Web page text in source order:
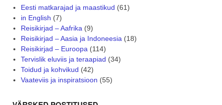
Eesti matkarajad ja maastikud (61)
in English (7)
Reisikirjad – Aafrika(9)
Reisikirjad – Aasia ja Indoneesia(18)
Reisikirjad – Euroopa(114)
Tervislik eluviis ja teraapiad (34)
Toidud ja kohvikud (42)
Vaateviis ja inspiratsioon (55)